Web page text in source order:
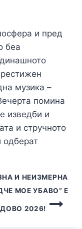
и пред
беа
музика –
помина
изведби и
и стручното
одберат
И НЕИЗМЕРНА
МОЕ УБАВО“ Е
2026!